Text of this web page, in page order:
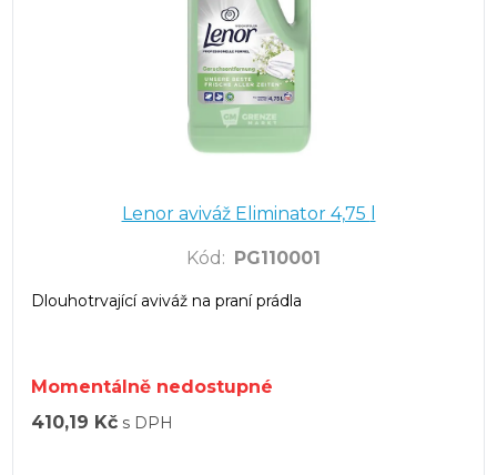
Kód : PG110001
Dlouhotrvající aviváž na praní prádla
Momentálně nedostupné
410,19 Kč s DPH